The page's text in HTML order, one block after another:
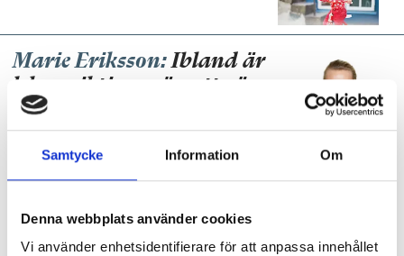
Samtycke Information Om
Denna webbplats använder cookies
Vi använder enhetsidentifierare för att anpassa innehållet
Marie Eriksson:Ibland är
leken viktigare än att göra
det vi planerat
ro att hitta på lekar, experimentera och uppleva, i
linje med läroplanen, så måste vi ibland fånga
det planerade spåret, skriver förskolläraren
Marie Eriksson.